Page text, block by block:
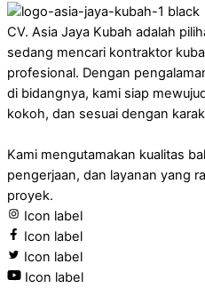
CV. Asia Jaya Kubah adalah
sedang mencari kontraktor
profesional. Dengan
di bidangnya, kami siap
kokoh, dan sesuai dengan
Kami mengutamakan kualitas
pengerjaan, dan layanan yang
proyek.
Icon label
Icon label
Icon label
Icon label